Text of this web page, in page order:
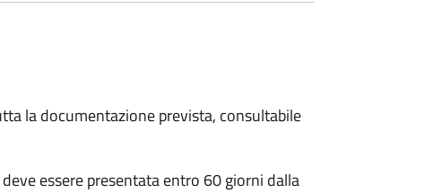
la documentazione prevista, consultabile
essere presentata entro 60 giorni dalla